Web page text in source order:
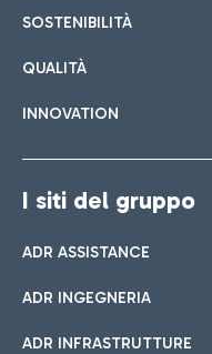
SOSTENIBILITÀ
QUALITÀ
INNOVATION
I siti del gruppo
ADR ASSISTANCE
ADR INGEGNERIA
ADR INFRASTRUTTURE